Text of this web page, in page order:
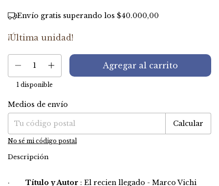
Envío gratis superando los $40.000,00
¡Última unidad!
1 disponible
Entregas para el CP:
Medios de envío
Calcular
No sé mi código postal
Descripción
· Título y Autor : El recien llegado - Marco Vichi